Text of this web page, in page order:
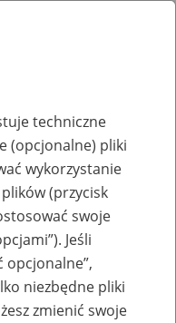
lub
pracy
techniczne
(opcjonalne) pliki
wykorzystanie
(przycisk
swoje
Jeśli
opcjonalne”,
niezbędne pliki
zmienić swoje